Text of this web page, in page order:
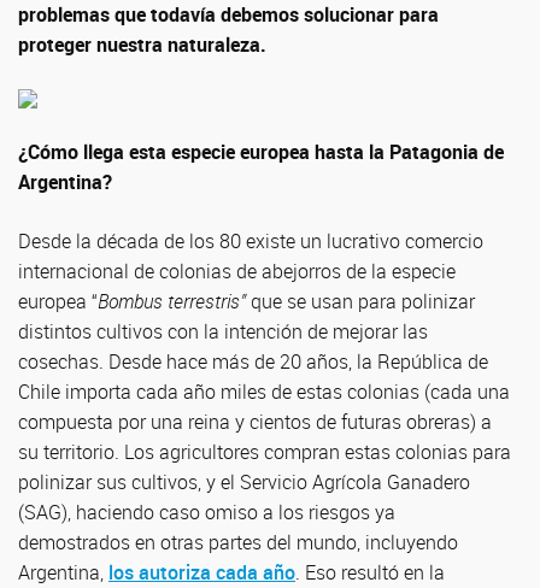
problemas que todavía debemos solucionar para
proteger nuestra naturaleza.
¿Cómo llega esta especie europea hasta la Patagonia de
Argentina?
Desde la década de los 80 existe un lucrativo comercio
internacional de colonias de abejorros de la especie
europea “Bombus terrestris”que se usan para polinizar
distintos cultivos con la intención de mejorar las
cosechas. Desde hace más de 20 años, la República de
Chile importa cada año miles de estas colonias (cada una
compuesta por una reina y cientos de futuras obreras) a
su territorio. Los agricultores compran estas colonias para
polinizar sus cultivos, y el Servicio Agrícola Ganadero
(SAG), haciendo caso omiso a los riesgos ya
demostrados en otras partes del mundo, incluyendo
Argentina, los autoriza cada año. Eso resultó en la